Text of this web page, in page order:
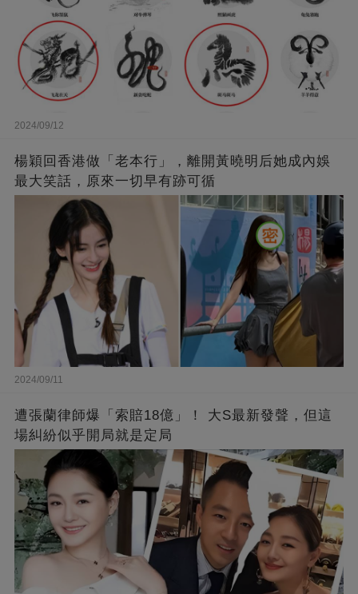
2024/09/12
楊穎回香港做「老本行」，離開黃曉明后她成內娛
最大笑話，原來一切早有跡可循
2024/09/11
遭張蘭律師爆「索賠18億」！ 大S最新發聲，但這
場糾紛似乎開局就是定局